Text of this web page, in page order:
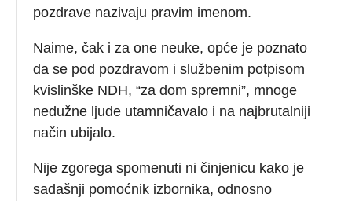
pozdrave nazivaju pravim imenom.
Naime, čak i za one neuke, opće je poznato
da se pod pozdravom i službenim potpisom
kvislinške NDH, “za dom spremni”, mnoge
nedužne ljude utamničavalo i na najbrutalniji
način ubijalo.
Nije zgorega spomenuti ni činjenicu kako je
sadašnji pomoćnik izbornika, odnosno